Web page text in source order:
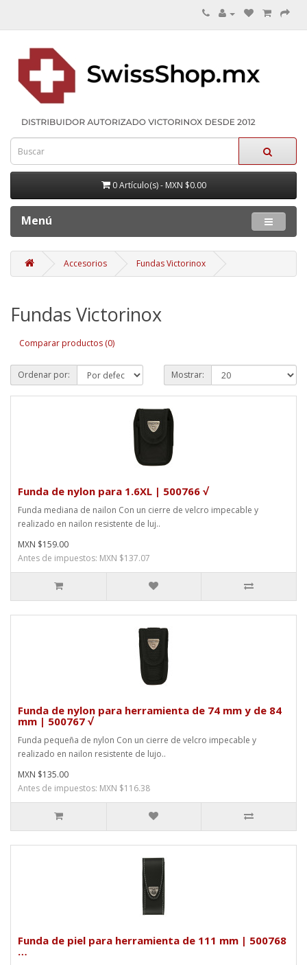
0 Artículo(s) - MXN $0.00
Menú
Accesorios Fundas Victorinox
Fundas Victorinox
Comparar productos (0)
Ordenar por: Mostrar:
Funda de nylon para 1.6XL | 500766 √
Funda mediana de nailon Con un cierre de velcro impecable y
realizado en nailon resistente de luj..
MXN $159.00
Antes de impuestos: MXN $137.07
Funda de nylon para herramienta de 74 mm y de 84
mm | 500767 √
Funda pequeña de nylon Con un cierre de velcro impecable y
realizado en nailon resistente de lujo..
MXN $135.00
Antes de impuestos: MXN $116.38
Funda de piel para herramienta de 111 mm | 500768
…